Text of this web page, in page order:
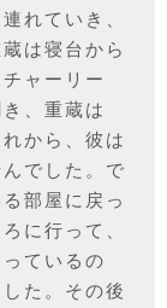
れていき、
は寝台から
ャーリー
、重蔵は
から、彼は
でした。で
部屋に戻っ
に行って、
ているの
た。その後